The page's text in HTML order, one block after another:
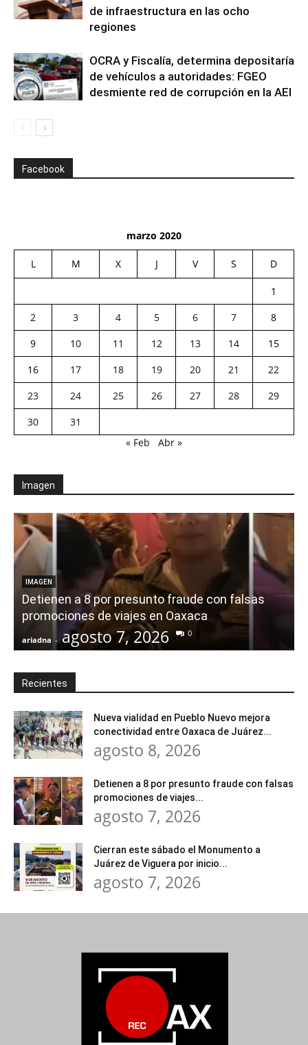
de infraestructura en las ocho
regiones
OCRA y Fiscalía, determina depositaría
de vehículos a autoridades: FGEO
desmiente red de corrupción en la AEI
Facebook
marzo 2020
L M X J V S D
1
2
3 4 5 6 7
8
9
10 11 12 13 14
15
16
17 18 19 20 21
22
23
24 25 26 27 28
29
30
31
« Feb
Abr »
Imagen
IMAGEN
Detienen a 8 por presunto fraude con falsas
promociones de viajes en Oaxaca
ariadna - agosto 7, 2026 0
Recientes
Nueva vialidad en Pueblo Nuevo mejora
conectividad entre Oaxaca de Juárez...
agosto 8, 2026
Detienen a 8 por presunto fraude con falsas
promociones de viajes...
agosto 7, 2026
Cierran este sábado el Monumento a
Juárez de Viguera por inicio...
agosto 7, 2026